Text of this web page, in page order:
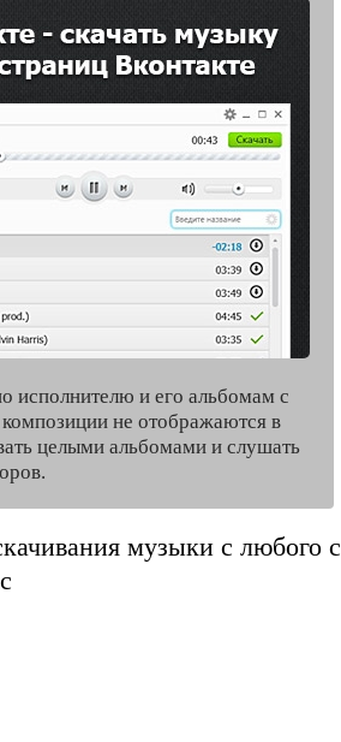
исполнителю и его альбомам с
не отображаются в
целыми альбомами и слушать
музыки с любого